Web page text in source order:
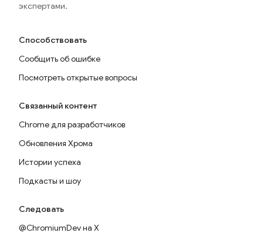
экспертами.
Способствовать
Сообщить об ошибке
Посмотреть открытые вопросы
Связанный контент
Chrome для разработчиков
Обновления Хрома
Истории успеха
Подкасты и шоу
Следовать
@ChromiumDev на X